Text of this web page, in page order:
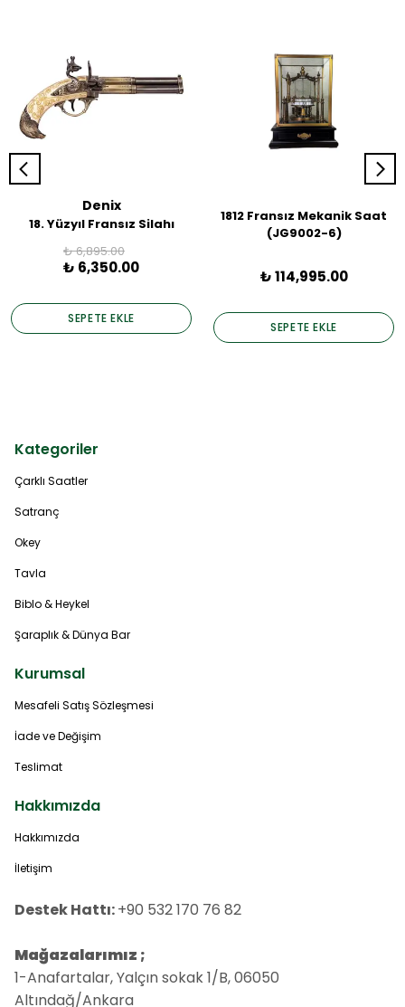
Denix
18. Yüzyıl Fransız Silahı
₺ 6,895.00
₺ 6,350.00
SEPETE EKLE
1812 Fransız Mekanik Saat
(JG9002-6)
₺ 114,995.00
SEPETE EKLE
Kategoriler
Çarklı Saatler
Satranç
Okey
Tavla
Biblo & Heykel
Şaraplık & Dünya Bar
Kurumsal
Mesafeli Satış Sözleşmesi
İade ve Değişim
Teslimat
Hakkımızda
Hakkımızda
İletişim
Destek Hattı:+90 532 170 76 82
Mağazalarımız ;
1-Anafartalar, Yalçın sokak 1/B, 06050
Altındağ/Ankara